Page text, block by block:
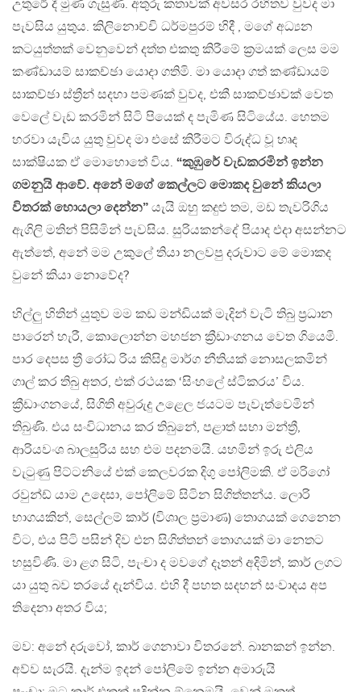
උතුරේ දී මුණ ගැසුණි. අතුරු කතාවක් අවසර රහිතව වුවද මා
පැවසිය යුතුය. කිලිනොච්චි ධර්මපුරම් හිදී , මගේ අධ්‍යන
කටයුත්තක් වෙනුවෙන් දත්ත එකතු කිරීමේ ක්‍රමයක් ලෙස මම
කණ්ඩායම් සාකච්ඡා යොදා ගතිමි. මා යොදා ගත් කණ්ඩායම්
සාකච්ඡා ස්ත්‍රීන් සදහා පමණක් වුවද, එකී සාකච්ඡාවක් වෙත
වෙලේ වැඩ කරමින් සිටි පියෙක් ද පැමිණ සිටියේය. හෙතම
හරවා යැවිය යුතු වුවද මා එසේ කිරීමට විරුද්ධ වූ හෘද
සාක්ෂියක ඒ මොහොතේ විය. “කුඹුරේ වැඩකරමින් ඉන්න
ගමනුයි ආවේ. අනේ මගේ කෙල්ලට මොකද වුනේ කියලා
විතරක් හොයලා දෙන්න” යැයි ඔහු කදුළු තම, මඩ තැවරිගිය
ඇගිලි මතින් පිසිමින් පැවසිය. සුරියකන්දේ පියාද එදා අසන්නට
ඇත්තේ, අනේ මම උකුලේ තියා නලවපු දරුවාට මේ මොකද
වුනේ කියා නොවේද?
හිල්ලු හිතින් යුතුව මම කඩ මන්ඩියක් මැදින් වැටි තිබු ප්‍රධාන
පාරෙන් හැරී, කොලොන්න මහජන ක්‍රීඩාංගනය වෙත ගියෙමි.
පාර දෙපස ත්‍රී රෝධ රිය කිසිදු මාර්ග නීතියක් නොසලකමින්
ගාල් කර තිබු අතර, එක් රථයක ‘සිංහලේ ස්ටිකරය’ විය.
ක්‍රීඩාංගනයේ, සිගිති අවුරුදු උළෙල ජයටම පැවැත්වෙමින්
තිබුණි. එය සංවිධානය කර තිබුනේ, පළාත් සභා මන්ත්‍රී,
ආරියවංශ බාලසුරිය සහ එම පදනමයි. යහමින් ඉරු එලිය
වැටුණු පිට්ටනියේ එක් කෙලවරක දිගු පෝලිමකි. ඒ මරිගෝ
රවුන්ඩ් යාම උදෙසා, පෝලිමේ සිටින සිගිත්තන්ය. ලොරි
භාගයකින්, සෙල්ලම් කාර් (විශාල ප්‍රමාණ) තොගයක් ගෙනෙන
විට, එය පිටි පසින් දිව එන සිගිත්තන් තොගයක් මා නෙතට
හසුවිණි. මා ළග සිටි, පැංචා ද මවගේ දෑතන් අදිමින්, කාර් ලගට
යා යුතු බව තරයේ දැන්විය. එහි දී පහත සදහන් සංවාදය අප
තිදෙනා අතර විය;
මව: අනේ දරුවෝ, කාර් ගෙනාවා විතරනේ. බානකන් ඉන්න.
අව්ව සැරයි. දැන්ම ඉදන් පෝලිමේ ඉන්න අමාරුයි